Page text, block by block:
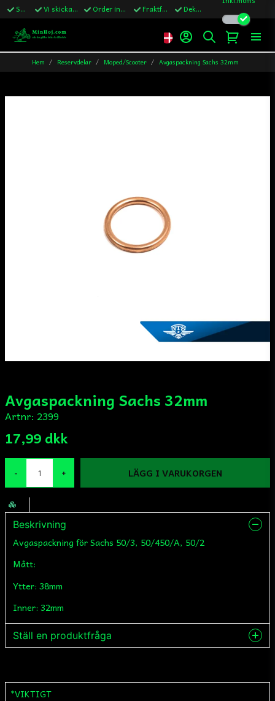
Snabba leveranser Vi skickar till Sverige,Danmark & Finland Order innan kl.13 skickas samma vardag Fraktfritt över 1200kr till Sverige Dekaler ingår i alla ordrar
Hem Reservdelar Moped/Scooter Avgaspackning Sachs 32mm
Avgaspackning Sachs 32mm
Artnr: 2399
17,99 dkk
- + LÄGG I VARUKORGEN
Beskrivning
Avgaspackning för Sachs 50/3, 50/450/A, 50/2
Mått:
Ytter: 38mm
Inner: 32mm
Ställ en produktfråga
*VIKTIGT